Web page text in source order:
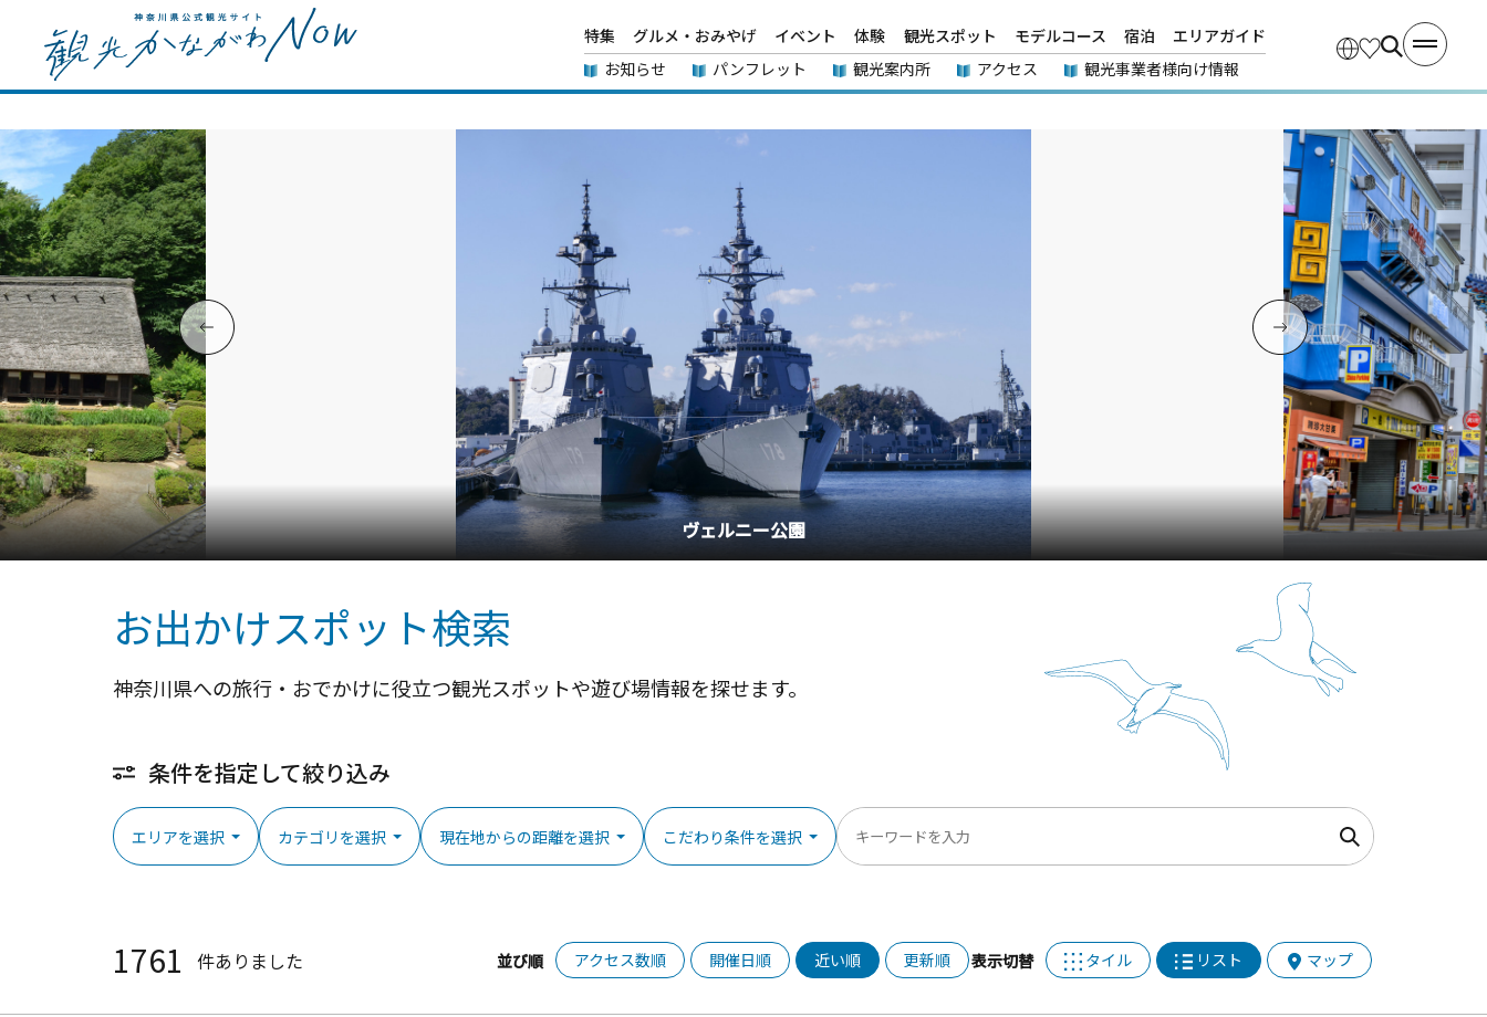
特集 グルメ・おみやげ イベント 体験 観光スポット モデルコース 宿泊
エリアガイド
お知らせ
パンフレット 観光案内所 アクセス 観光事業者様向け情報
ヴェルニー公園
お出かけスポット検索
神奈川県への旅行・おでかけに役立つ観光スポットや遊び場情報を探せます。
条件を指定して絞り込み
エリアを選択 カテゴリを選択 現在地からの距離を選択 こだわり条件を選択
1761 件ありました 並び順 アクセス数順 開催日順 近い順 更新順 表示切替 タイル リスト マップ